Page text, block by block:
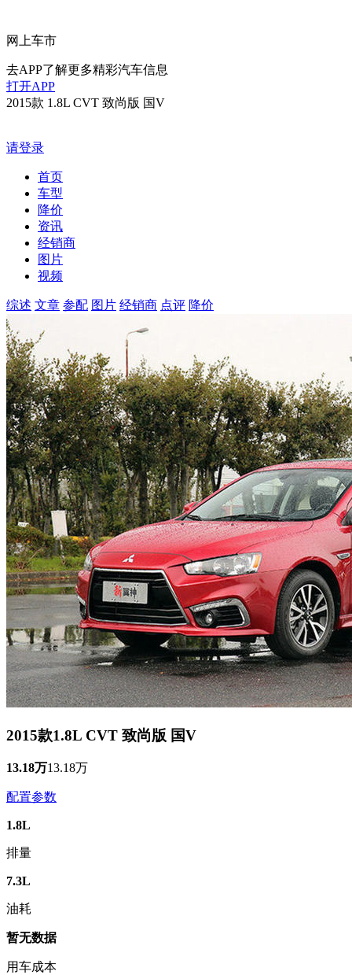
网上车市
去APP了解更多精彩汽车信息
打开APP
2015款 1.8L CVT 致尚版 国V
请登录
首页
车型
降价
资讯
经销商
图片
视频
综述 文章 参配 图片 经销商 点评 降价
2015款1.8L CVT 致尚版 国V
13.18万13.18万
配置参数
1.8L
排量
7.3L
油耗
暂无数据
用车成本